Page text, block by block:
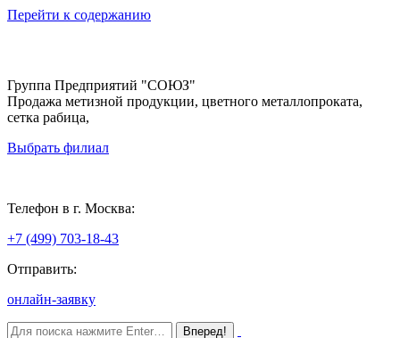
Перейти к содержанию
Группа Предприятий "СОЮЗ"
Продажа метизной продукции, цветного металлопроката,
сетка рабица,
Выбрать филиал
Телефон в г. Москва:
+7 (499) 703-18-43
Отправить:
онлайн-заявку